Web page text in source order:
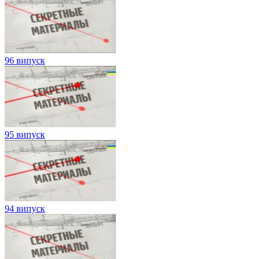
96 випуск
95 випуск
94 випуск